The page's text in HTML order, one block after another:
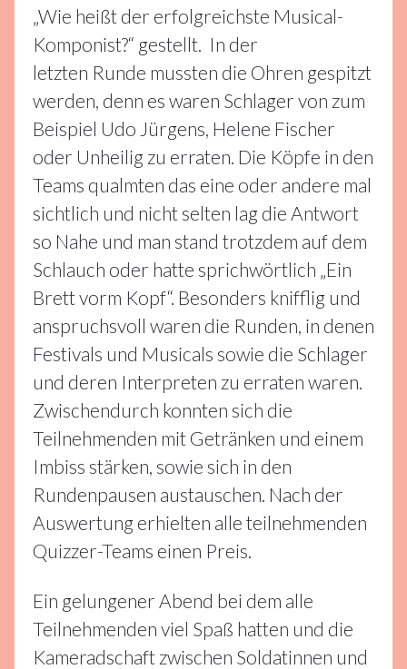
„Wie heißt der erfolgreichste Musical-
Komponist?“ gestellt. In der
letzten Runde mussten die Ohren gespitzt
werden, denn es waren Schlager von zum
Beispiel Udo Jürgens, Helene Fischer
oder Unheilig zu erraten. Die Köpfe in den
Teams qualmten das eine oder andere mal
sichtlich und nicht selten lag die Antwort
so Nahe und man stand trotzdem auf dem
Schlauch oder hatte sprichwörtlich „Ein
Brett vorm Kopf“. Besonders knifflig und
anspruchsvoll waren die Runden, in denen
Festivals und Musicals sowie die Schlager
und deren Interpreten zu erraten waren.
Zwischendurch konnten sich die
Teilnehmenden mit Getränken und einem
Imbiss stärken, sowie sich in den
Rundenpausen austauschen. Nach der
Auswertung erhielten alle teilnehmenden
Quizzer-Teams einen Preis.
Ein gelungener Abend bei dem alle
Teilnehmenden viel Spaß hatten und die
Kameradschaft zwischen Soldatinnen und